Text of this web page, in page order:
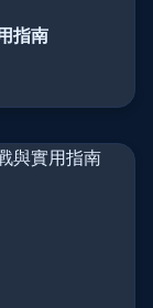
指南